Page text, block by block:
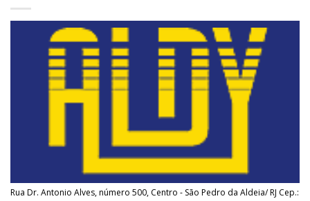
Rua Dr. Antonio Alves, número 500, Centro - São Pedro da Aldeia/ RJ Cep.: